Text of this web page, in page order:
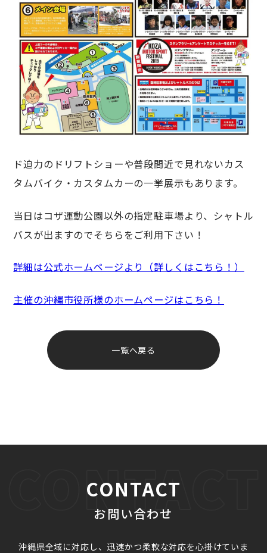
ド迫力のドリフトショーや普段間近で見れないカス
タムバイク・カスタムカーの一挙展示もあります。
当日はコザ運動公園以外の指定駐車場より、シャトル
バスが出ますのでそちらをご利用下さい！
詳細は公式ホームページより（詳しくはこちら！）
主催の沖縄市役所様のホームページはこちら！
一覧へ戻る
CONTACT
お問い合わせ
沖縄県全域に対応し、迅速かつ柔軟な対応を心掛けていま